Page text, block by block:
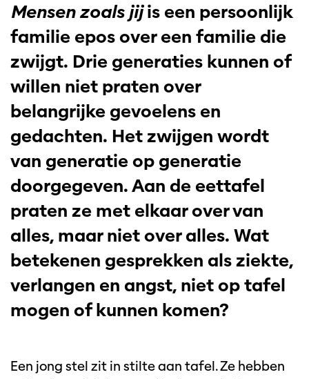
Mensen zoals jijis een persoonlijk
familie epos over een familie die
zwijgt. Drie generaties kunnen of
willen niet praten over
belangrijke gevoelens en
gedachten. Het zwijgen wordt
van generatie op generatie
doorgegeven. Aan de eettafel
praten ze met elkaar over van
alles, maar niet over alles. Wat
betekenen gesprekken als ziekte,
verlangen en angst, niet op tafel
mogen of kunnen komen?
Een jong stel zit in stilte aan tafel. Ze hebben